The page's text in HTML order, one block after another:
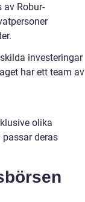
Robur-
investeringar
har ett team av
olika
deras